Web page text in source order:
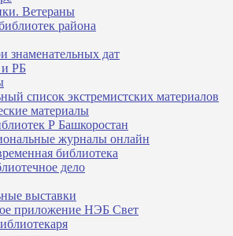
Ветераны
района
знаменательных дат
РБ
список экстремистских материалов
материалы
Р Башкоростан
журналы онлайн
библиотека
дело
выставки
приложение НЭБ Свет